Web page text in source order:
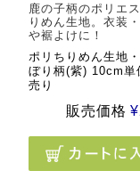
鹿の子柄のポリエ
りめん生地。衣装
や裾よけに！
ポリちりめん生地
ぼり柄(紫) 10cm単
売り
販売価格 ¥